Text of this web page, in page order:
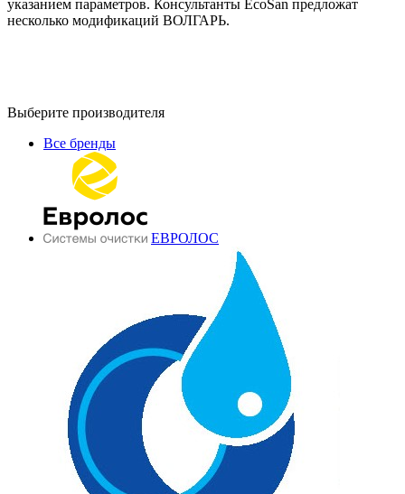
указанием параметров. Консультанты EcoSan предложат
несколько модификаций ВОЛГАРЬ.
Выберите производителя
Все бренды
ЕВРОЛОС